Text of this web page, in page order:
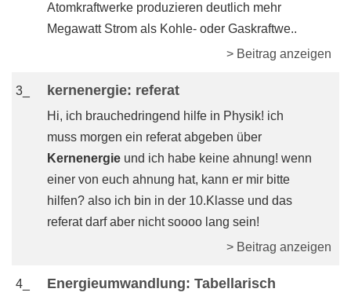
Atomkraftwerke produzieren deutlich mehr
Megawatt Strom als Kohle- oder Gaskraftwe..
> Beitrag anzeigen
3_ kernenergie: referat
Hi, ich brauchedringend hilfe in Physik! ich
muss morgen ein referat abgeben über
Kernenergie und ich habe keine ahnung! wenn
einer von euch ahnung hat, kann er mir bitte
hilfen? also ich bin in der 10.Klasse und das
referat darf aber nicht soooo lang sein!
> Beitrag anzeigen
4_
Energieumwandlung: Tabellarisch